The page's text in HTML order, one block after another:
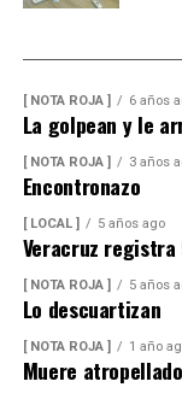
[ NOTA ROJA ] 6 años
La golpean y le
[ NOTA ROJA ] 3 años
Encontronazo
[ LOCAL ] 5 años ago
Veracruz registra
[ NOTA ROJA ] 5 años
Lo descuartizan
[ NOTA ROJA ] 1 año
Muere atropellado